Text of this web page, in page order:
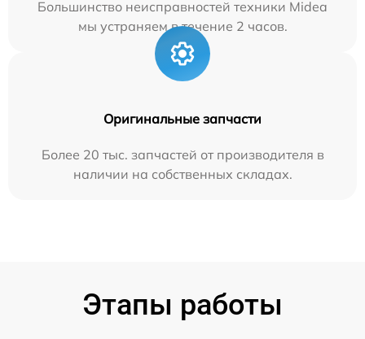
Большинство неисправностей техники Midea
мы устраняем в течение 2 часов.
Оригинальные запчасти
Более 20 тыс. запчастей от производителя в
наличии на собственных складах.
Этапы работы